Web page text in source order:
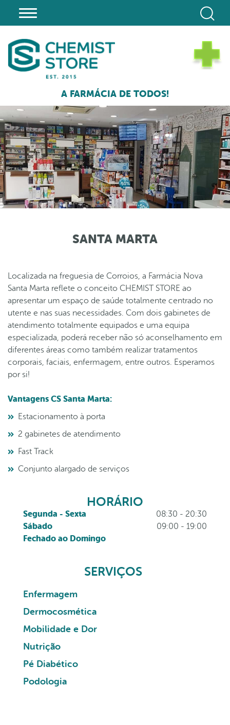
A FARMÁCIA DE TODOS!
SANTA MARTA
Localizada na freguesia de Corroios, a Farmácia Nova
Santa Marta reflete o conceito CHEMIST STORE ao
apresentar um espaço de saúde totalmente centrado no
utente e nas suas necessidades. Com dois gabinetes de
atendimento totalmente equipados e uma equipa
especializada, poderá receber não só aconselhamento em
diferentes áreas como também realizar tratamentos
corporais, faciais, enfermagem, entre outros. Esperamos
por si!
Vantagens CS Santa Marta:
Estacionamento à porta
2 gabinetes de atendimento
Fast Track
Conjunto alargado de serviços
HORÁRIO
Segunda - Sexta 08:30 - 20:30
Sábado 09:00 - 19:00
Fechado ao Domingo
SERVIÇOS
Enfermagem
Dermocosmética
Mobilidade e Dor
Nutrição
Pé Diabético
Podologia